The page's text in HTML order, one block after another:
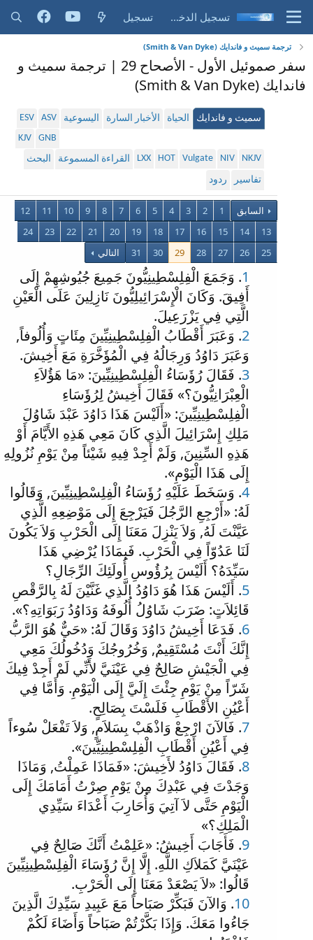
تسجيل الدخول تسجيل
ترجمة سميث و فاندايك (Smith & Van Dyke)
سفر صموئيل الأول - الأصحاح 29 | ترجمة سميث و
فاندايك (Smith & Van Dyke)
سميث و فاندايك الحياة الأخبار السارة اليسوعية ASV
ESV
GNB
KJV
NKJV
NIV
Vulgate
HOT
LXX القراءة المسموعة
البحث
تفاسير
ردود
السابق 1
2
3
4
5
6
7
8
9
10
11
12
13
14
15
16
17
18
19
20
21
22
23
24
25
26
27
28
29
30
31 التالي
1. وَجَمَعَ الْفِلِسْطِينِيُّونَ جَمِيعَ جُيُوشِهِمْ إِلَى
أَفِيقَ. وَكَانَ الْإِسْرَائِيلِيُّونَ نَازِلِينَ عَلَى الْعَيْنِ
الَّتِي فِي يَزْرَعِيلَ.
2. وَعَبَرَ أَقْطَابُ الْفِلِسْطِينِيِّينَ مِئَاتٍ وَأُلُوفاً,
وَعَبَرَ دَاوُدُ وَرِجَالُهُ فِي الْمُؤَخَّرَةِ مَعَ أَخِيشَ.
3. فَقَالَ رُؤَسَاءُ الْفِلِسْطِينِيِّينَ: «مَا هَؤُلاَءِ
الْعِبْرَانِيُّونَ؟» فَقَالَ أَخِيشُ لِرُؤَسَاءِ
الْفِلِسْطِينِيِّينَ: «أَلَيْسَ هَذَا دَاوُدَ عَبْدَ شَاوُلَ
مَلِكِ إِسْرَائِيلَ الَّذِي كَانَ مَعِي هَذِهِ الأَيَّامَ أَوْ
هَذِهِ السِّنِينَ, وَلَمْ أَجِدْ فِيهِ شَيْئاً مِنْ يَوْمِ نُزُولِهِ
إِلَى هَذَا الْيَوْمِ».
4. وَسَخَطَ عَلَيْهِ رُؤَسَاءُ الْفِلِسْطِينِيِّينَ, وَقَالُوا
لَهُ: «أَرْجِعِ الرَّجُلَ فَيَرْجِعَ إِلَى مَوْضِعِهِ الَّذِي
عَيَّنْتَ لَهُ, وَلاَ يَنْزِلَ مَعَنَا إِلَى الْحَرْبِ وَلاَ يَكُونَ
لَنَا عَدُوّاً فِي الْحَرْبِ. فَبِمَاذَا يُرْضِي هَذَا
سَيِّدَهُ؟ أَلَيْسَ بِرُؤُوسِ أُولَئِكَ الرِّجَالِ؟
5. أَلَيْسَ هَذَا هُوَ دَاوُدُ الَّذِي غَنَّيْنَ لَهُ بِالرَّقْصِ
قَائِلاَتٍ: ضَرَبَ شَاوُلُ أُلُوفَهُ وَدَاوُدُ رَبَوَاتِهِ؟».
6. فَدَعَا أَخِيشُ دَاوُدَ وَقَالَ لَهُ: «حَيٌّ هُوَ الرَّبُّ
إِنَّكَ أَنْتَ مُسْتَقِيمٌ, وَخُرُوجُكَ وَدُخُولُكَ مَعِي
فِي الْجَيْشِ صَالِحٌ فِي عَيْنَيَّ لأَنِّي لَمْ أَجِدْ فِيكَ
شَرّاً مِنْ يَوْمِ جِئْتَ إِلَيَّ إِلَى الْيَوْمِ. وَأَمَّا فِي
أَعْيُنِ الأَقْطَابِ فَلَسْتَ بِصَالِحٍ.
7. فَالآنَ ارْجِعْ وَاذْهَبْ بِسَلاَمٍ, وَلاَ تَفْعَلْ سُوءاً
فِي أَعْيُنِ أَقْطَابِ الْفِلِسْطِينِيِّينَ».
8. فَقَالَ دَاوُدُ لأَخِيشَ: «فَمَاذَا عَمِلْتُ, وَمَاذَا
وَجَدْتَ فِي عَبْدِكَ مِنْ يَوْمِ صِرْتُ أَمَامَكَ إِلَى
الْيَوْمِ حَتَّى لاَ آتِيَ وَأُحَارِبَ أَعْدَاءَ سَيِّدِي
الْمَلِكِ؟»
9. فَأَجَابَ أَخِيشُ: «عَلِمْتُ أَنَّكَ صَالِحٌ فِي
عَيْنَيَّ كَمَلاَكِ اللَّهِ. إِلَّا إِنَّ رُؤَسَاءَ الْفِلِسْطِينِيِّينَ
قَالُوا: «لاَ يَصْعَدْ مَعَنَا إِلَى الْحَرْبِ.
10. وَالآنَ فَبَكِّرْ صَبَاحاً مَعَ عَبِيدِ سَيِّدِكَ الَّذِينَ
جَاءُوا مَعَكَ. وَإِذَا بَكَّرْتُمْ صَبَاحاً وَأَضَاءَ لَكُمْ